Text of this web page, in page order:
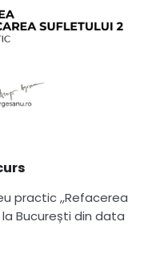
practic ,,Refacerea
București din data